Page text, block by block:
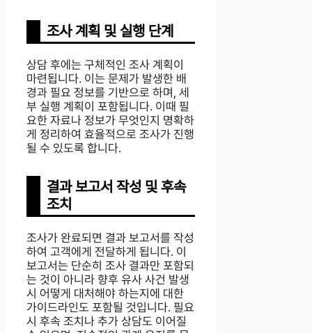
조사 계획 및 실행 단계
상담 후에는 구체적인 조사 계획이
마련됩니다. 이는 문제가 발생한 배
경과 필요 정보를 기반으로 하며, 세
부 실행 계획이 포함됩니다. 이때 필
요한 자료나 정보가 무엇인지 명확하
게 정리하여 효율적으로 조사가 진행
될 수 있도록 합니다.
결과 보고서 작성 및 후속
조치
조사가 완료되면 결과 보고서를 작성
하여 고객에게 전달하게 됩니다. 이
보고서는 단순히 조사 결과만 포함되
는 것이 아니라 향후 유사 사건 발생
시 어떻게 대처해야 하는지에 대한
가이드라인도 포함될 것입니다. 필요
시 후속 조치나 추가 상담도 이어질